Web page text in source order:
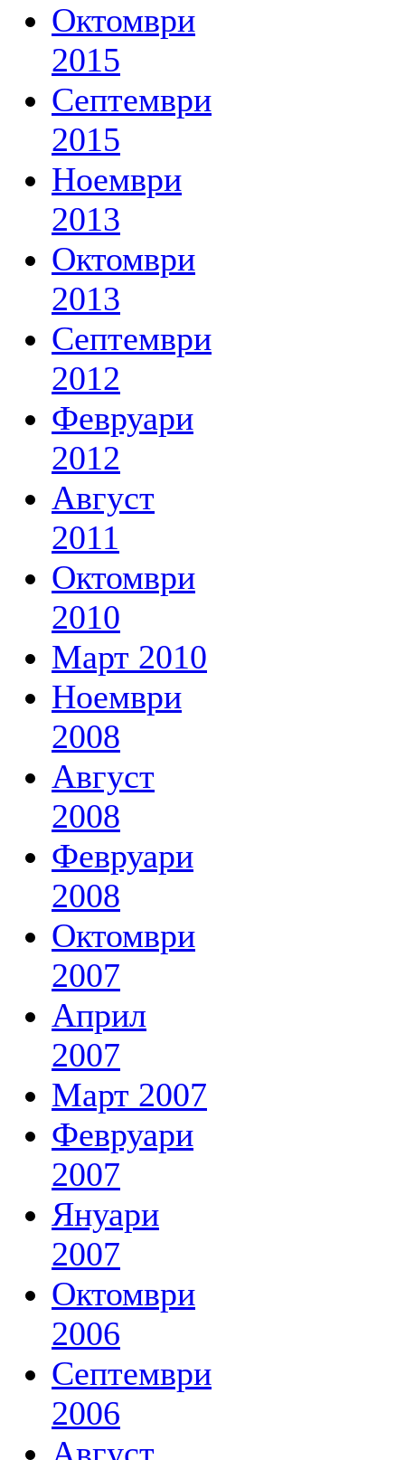
Октомври
2015
Септември
2015
Ноември
2013
Октомври
2013
Септември
2012
Февруари
2012
Август
2011
Октомври
2010
Март 2010
Ноември
2008
Август
2008
Февруари
2008
Октомври
2007
Април
2007
Март 2007
Февруари
2007
Януари
2007
Октомври
2006
Септември
2006